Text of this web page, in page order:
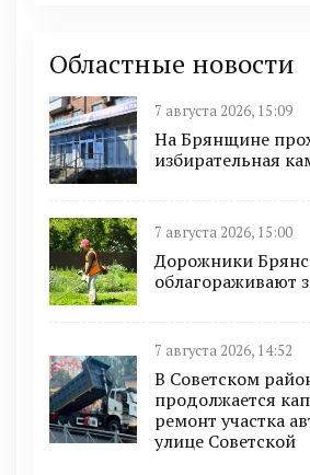
Областные новости
7 августа 2026, 15:09
На Брянщине
избирательная
7 августа 2026, 15:00
Дорожники
облагораживают
7 августа 2026, 14:52
В Советском
продолжается
ремонт участка
улице Советской